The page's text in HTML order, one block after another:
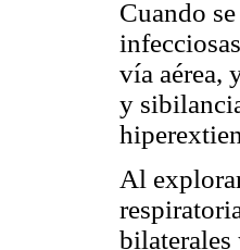
Cuando
vía aérea,
y
Al
bilaterales